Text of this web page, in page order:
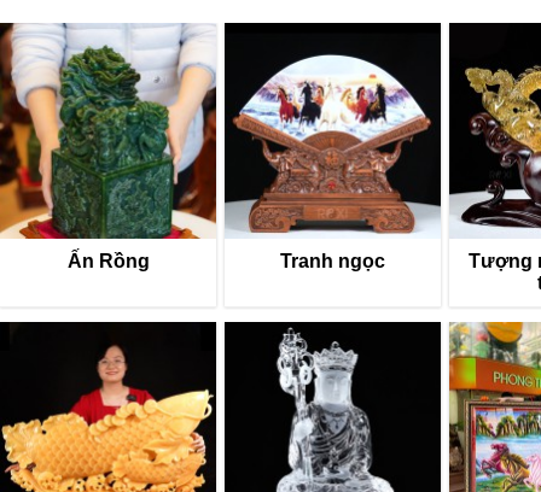
Ấn Rồng Tranh ngọc
Tượng